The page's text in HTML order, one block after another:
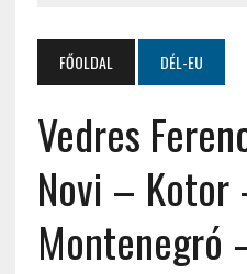
FŐOLDAL DÉL-EU
Vedres
Novi – Kotor
Montenegró